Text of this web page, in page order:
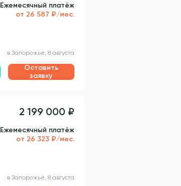
Ежемесячный платёж
от 26 587 ₽/мес.
в Запорожье, 8 августа
Оставить
заявку
2 199 000 ₽
Ежемесячный платёж
от 26 323 ₽/мес.
в Запорожье, 8 августа